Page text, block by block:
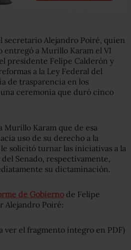
secretario Alejandro Poiré, quien
entregó a Murillo Karam el VI
presidente Felipe Calderón y
a la Ley Federal del
de trasparencia en los
ceremonia que duró cinco
Murillo Karam que de esa
uso de su derecho a la
solicitó turnar las iniciativas a la
Senado, respectivamente,
su dictaminación.
de Gobierno de Felipe
Alejandro Poiré:
ver el fragmento íntegro en PDF)